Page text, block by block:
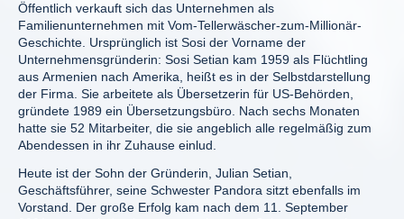
Öffentlich verkauft sich das Unternehmen als
Familienunternehmen mit Vom-Tellerwäscher-zum-Millionär-
Geschichte. Ursprünglich ist Sosi der Vorname der
Unternehmensgründerin: Sosi Setian kam 1959 als Flüchtling
aus Armenien nach Amerika, heißt es in der Selbstdarstellung
der Firma. Sie arbeitete als Übersetzerin für US-Behörden,
gründete 1989 ein Übersetzungsbüro. Nach sechs Monaten
hatte sie 52 Mitarbeiter, die sie angeblich alle regelmäßig zum
Abendessen in ihr Zuhause einlud.
Heute ist der Sohn der Gründerin, Julian Setian,
Geschäftsführer, seine Schwester Pandora sitzt ebenfalls im
Vorstand. Der große Erfolg kam nach dem 11. September